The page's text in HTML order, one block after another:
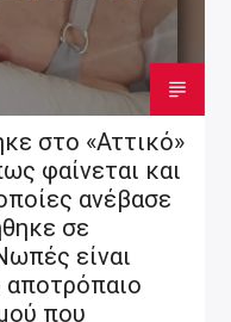
στο «Αττικό»
φαίνεται και
ανέβασε
σε
είναι
αποτρόπαιο
που